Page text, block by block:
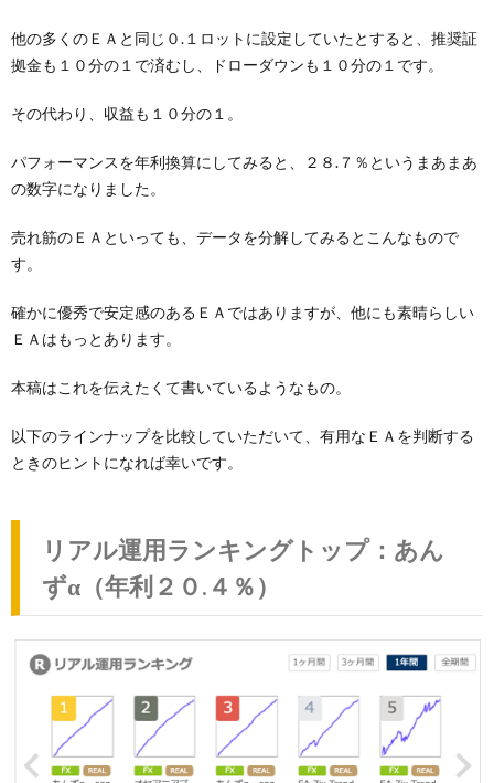
他の多くのＥＡと同じ０.１ロットに設定していたとすると、推奨証
拠金も１０分の１で済むし、ドローダウンも１０分の１です。
その代わり、収益も１０分の１。
パフォーマンスを年利換算にしてみると、２８.７％というまあまあ
の数字になりました。
売れ筋のＥＡといっても、データを分解してみるとこんなもので
す。
確かに優秀で安定感のあるＥＡではありますが、他にも素晴らしい
ＥＡはもっとあります。
本稿はこれを伝えたくて書いているようなもの。
以下のラインナップを比較していただいて、有用なＥＡを判断する
ときのヒントになれば幸いです。
リアル運用ランキングトップ：あん
ずα（年利２０.４％）